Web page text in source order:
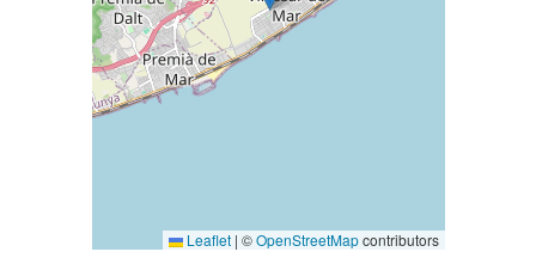
Leaflet | ©OpenStreetMapcontributors